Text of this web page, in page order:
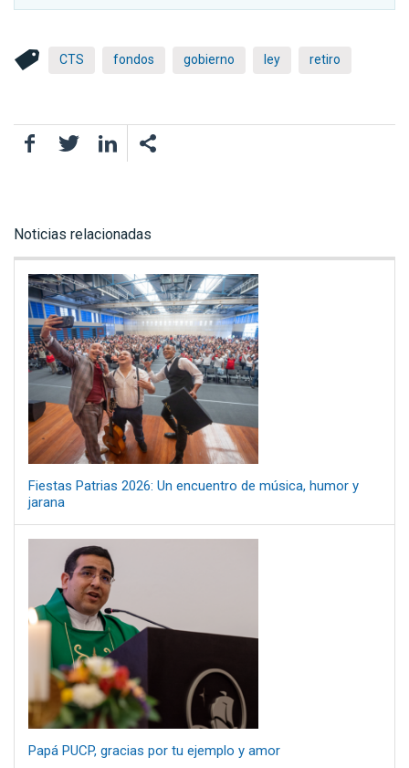
CTS fondos gobierno ley retiro
FacebookTwitter LinkedIn
Noticias relacionadas
Fiestas Patrias 2026: Un encuentro de música, humor y
jarana
Papá PUCP, gracias por tu ejemplo y amor